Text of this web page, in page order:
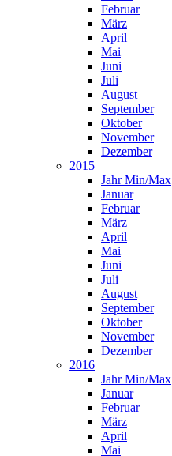
Februar
März
April
Mai
Juni
Juli
August
September
Oktober
November
Dezember
2015
Jahr Min/Max
Januar
Februar
März
April
Mai
Juni
Juli
August
September
Oktober
November
Dezember
2016
Jahr Min/Max
Januar
Februar
März
April
Mai